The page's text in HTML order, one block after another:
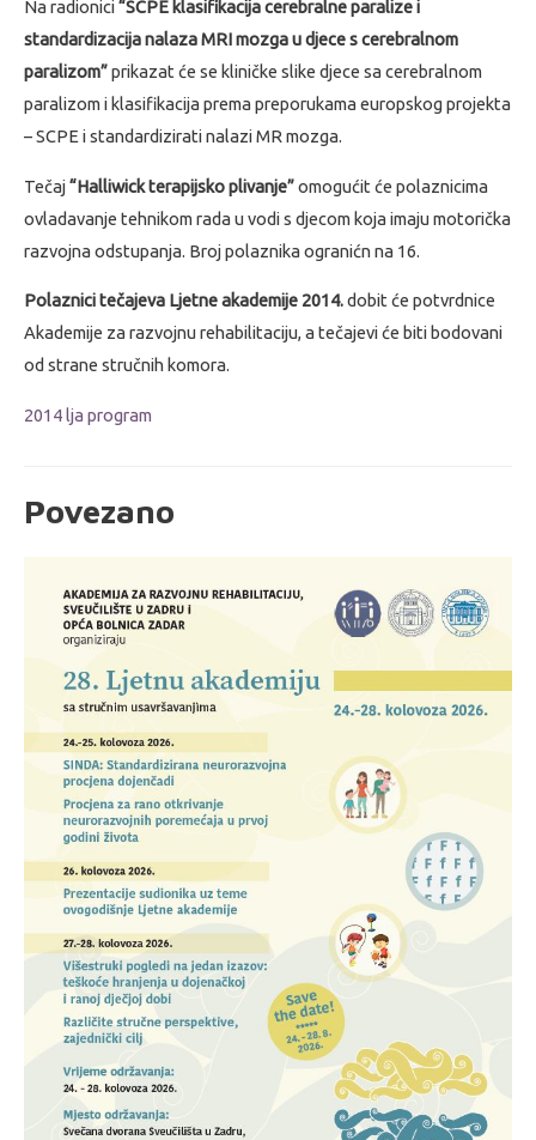
Na radionici“SCPE klasifikacija cerebralne paralize i
standardizacija nalaza MRI mozga u djece s cerebralnom
paralizom”prikazat će se kliničke slike djece sa cerebralnom
paralizom i klasifikacija prema preporukama europskog projekta
– SCPE i standardizirati nalazi MR mozga.
Tečaj“Halliwick terapijsko plivanje”omogućit će polaznicima
ovladavanje tehnikom rada u vodi s djecom koja imaju motorička
razvojna odstupanja. Broj polaznika ogranićn na 16.
Polaznici tečajeva Ljetne akademije 2014.dobit će potvrdnice
Akademije za razvojnu rehabilitaciju, a tečajevi će biti bodovani
od strane stručnih komora.
2014 lja program
Povezano